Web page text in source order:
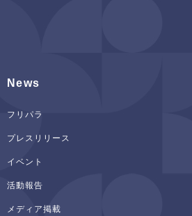
News
フリパラ
プレスリリース
イベント
活動報告
メディア掲載